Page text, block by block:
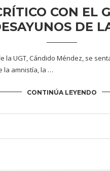
CON EL
DE
la UGT, Cándido Méndez, se
la amnistía, la …
CONTINÚA LEYENDO